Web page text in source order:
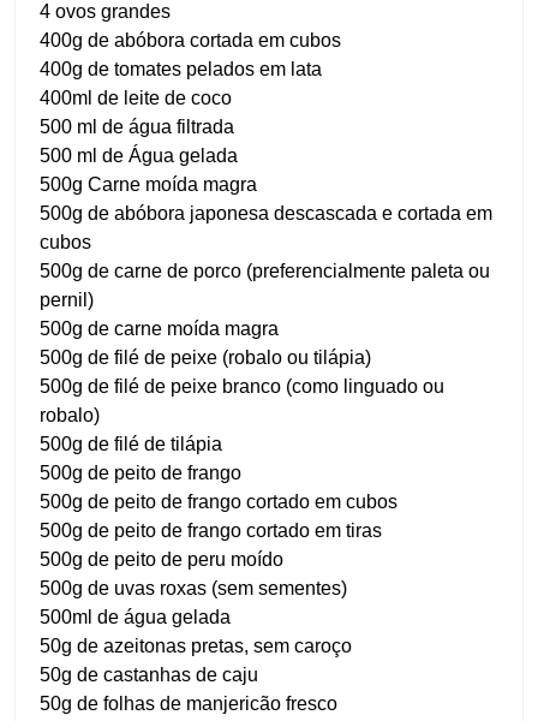
4 ovos grandes
400g de abóbora cortada em cubos
400g de tomates pelados em lata
400ml de leite de coco
500 ml de água filtrada
500 ml de Água gelada
500g Carne moída magra
500g de abóbora japonesa descascada e cortada em
cubos
500g de carne de porco (preferencialmente paleta ou
pernil)
500g de carne moída magra
500g de filé de peixe (robalo ou tilápia)
500g de filé de peixe branco (como linguado ou
robalo)
500g de filé de tilápia
500g de peito de frango
500g de peito de frango cortado em cubos
500g de peito de frango cortado em tiras
500g de peito de peru moído
500g de uvas roxas (sem sementes)
500ml de água gelada
50g de azeitonas pretas, sem caroço
50g de castanhas de caju
50g de folhas de manjericão fresco